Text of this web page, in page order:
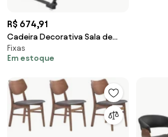
R$ 674,91
Cadeira Decorativa Sala de
Estar Recepção Fixa Maia PU
Sintético Caramelo G56 - Gran
Fixas
Em estoque